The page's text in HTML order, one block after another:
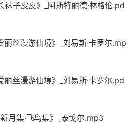
子皮皮》_阿斯特丽德·林格伦.pd
丝漫游仙境》_刘易斯·卡罗尔.mp
丝漫游仙境》_刘易斯·卡罗尔.pd
月集·飞鸟集》_泰戈尔.mp3